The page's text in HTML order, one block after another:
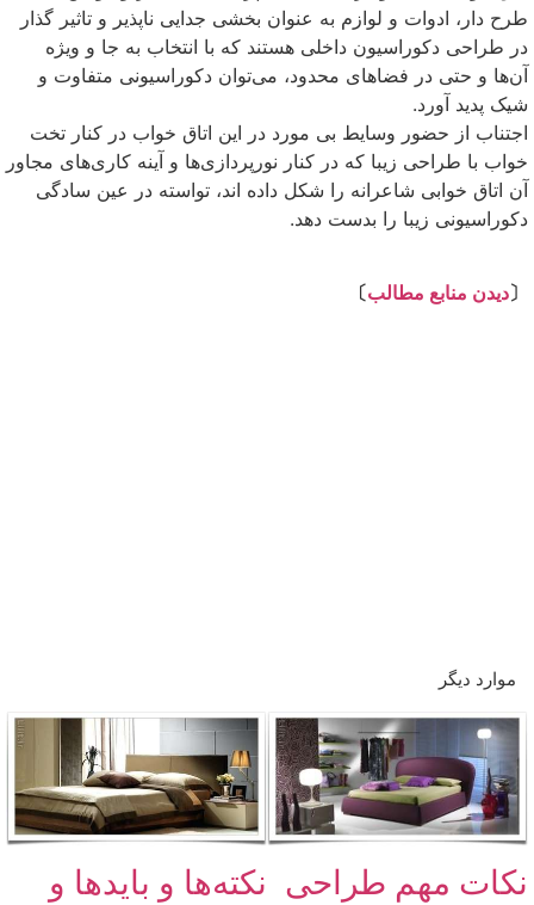
طرح دار، ادوات و لوازم به عنوان بخشی جدایی ناپذیر و تاثیر گذار
در طراحی دکوراسیون داخلی هستند که با انتخاب به جا و ویژه
آن‌ها و حتی در فضاهای محدود، می‌توان دکوراسیونی متفاوت و
شیک پدید آورد.
اجتناب از حضور وسایط بی مورد در این اتاق خواب در کنار تخت
خواب با طراحی زیبا که در کنار نورپردازی‌ها و آینه کاری‌های مجاور
آن اتاق خوابی شاعرانه را شکل داده اند، تواسته در عین سادگی
دکوراسیونی زیبا را بدست دهد.
〔دیدن منابع مطالب〕
موارد دیگر
نکات مهم طراحی نکته‌ها و بایدها و